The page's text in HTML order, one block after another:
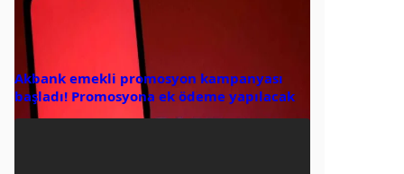
Akbank emekli promosyon kampanyası
başladı! Promosyona ek ödeme yapılacak